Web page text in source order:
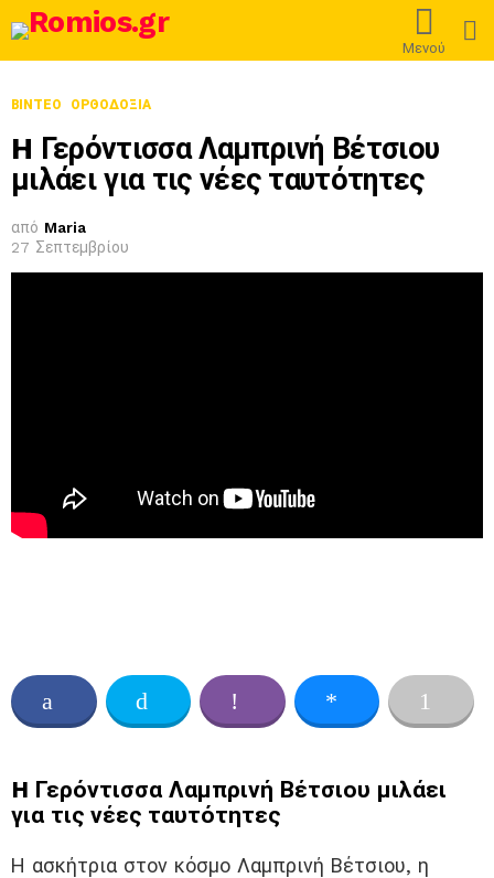
Μενού
ΒΊΝΤΕΟ ΟΡΘΟΔΟΞΊΑ
H Γερόντισσα Λαμπρινή Βέτσιου
μιλάει για τις νέες ταυτότητες
από Maria
27 Σεπτεμβρίου
H Γερόντισσα Λαμπρινή Βέτσιου μιλάει
για τις νέες ταυτότητες
Η ασκήτρια στον κόσμο Λαμπρινή Βέτσιου, η